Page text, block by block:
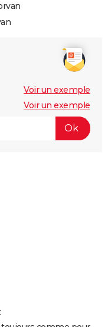
Voir un exemple
Voir un exemple